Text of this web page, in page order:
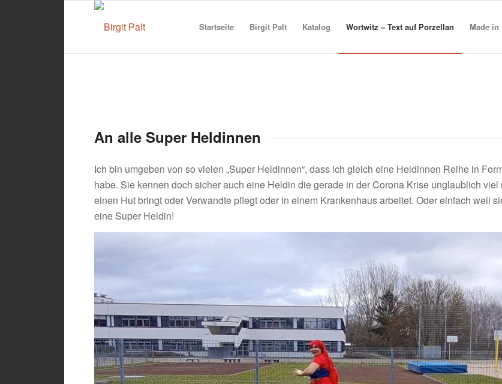
Startseite Birgit Palt Katalog Wortwitz – Text auf Porzellan Made in
An alle Super Heldinnen
Ich bin umgeben von so vielen „Super Heldinnen“, dass ich gleich eine Heldinnen Reihe in
habe. Sie kennen doch sicher auch eine Heldin die gerade in der Corona Krise unglaublich
einen Hut bringt oder Verwandte pflegt oder in einem Krankenhaus arbeitet. Oder einfach weil
eine Super Heldin!